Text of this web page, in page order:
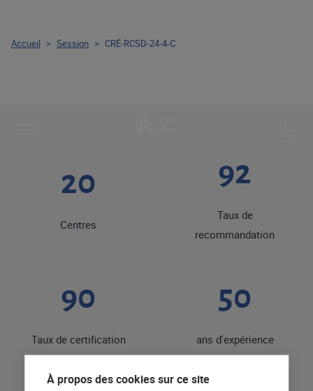
20
Centres
92
Taux de
recommandation
90
Taux de certification
50
ans d'expérience
Accueil > Session > CRÉ-RCSD-24-4-C
À propos des cookies sur ce site